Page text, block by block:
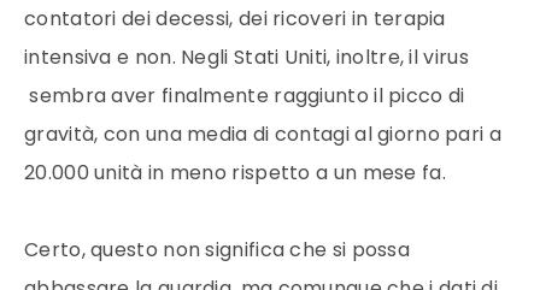
contatori dei decessi, dei ricoveri in terapia
intensiva e non. Negli Stati Uniti, inoltre, il virus
sembra aver finalmente raggiunto il picco di
gravità, con una media di contagi al giorno pari a
20.000 unità in meno rispetto a un mese fa.
Certo, questo non significa che si possa